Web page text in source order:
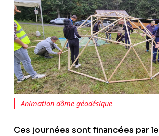
Animation dôme géodésique
Ces journées sont financées par le